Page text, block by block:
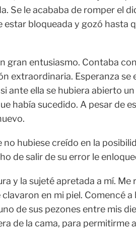
Se le acababa de romper el
estar bloqueada y gozó hasta
gran entusiasmo. Contaba
extraordinaria. Esperanza se
ante ella se hubiera abierto
había sucedido. A pesar de
no hubiese creído en la
de salir de su error le
y la sujeté apretada a mí. Me
en mi piel. Comencé a
de sus pezones entre mis
de la cama, para permitirme